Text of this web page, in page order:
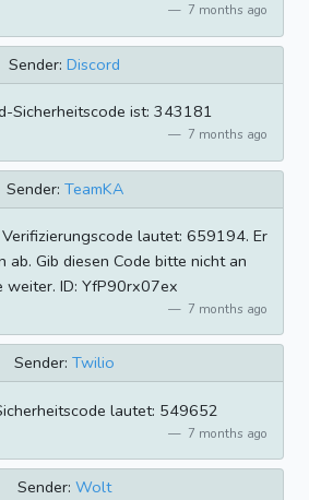
7 months ago
Sender: Discord
Sicherheitscode ist: 343181
7 months ago
Sender: TeamKA
lautet: 659194. Er
ab. Gib diesen Code bitte nicht an
weiter. ID: YfP90rx07ex
7 months ago
Sender: Twilio
lautet: 549652
7 months ago
Sender: Wolt